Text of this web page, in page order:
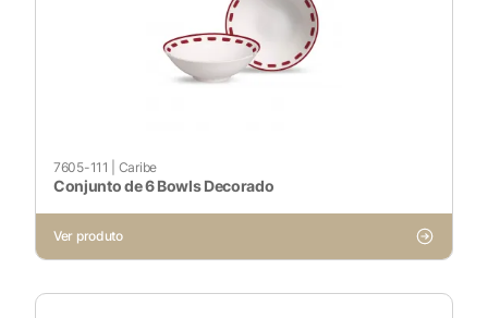
7605-111 Caribe
Conjunto de 6 Bowls Decorado
Ver produto